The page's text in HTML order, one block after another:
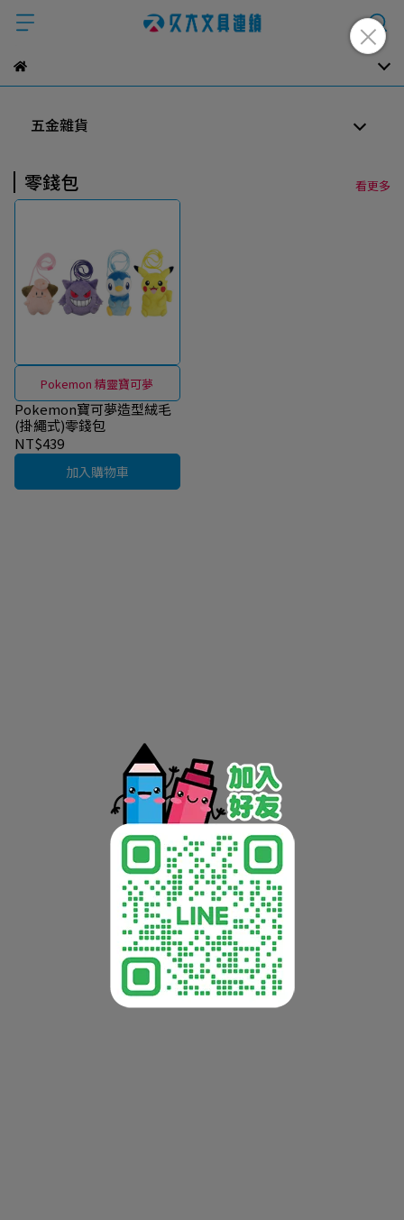
五金雜貨
零錢包 看更多
Pokemon 精靈寶可夢
Pokemon寶可夢造型絨毛
(掛繩式)零錢包
NT$439
加入購物車